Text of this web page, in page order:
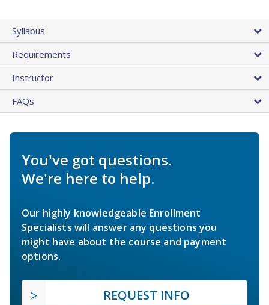
Syllabus
Requirements
Instructor
FAQs
You've got questions.
We're here to help.
Our highly knowledgeable Enrollment
Specialists will answer any questions you
might have about the course and payment
options.
REQUEST INFO